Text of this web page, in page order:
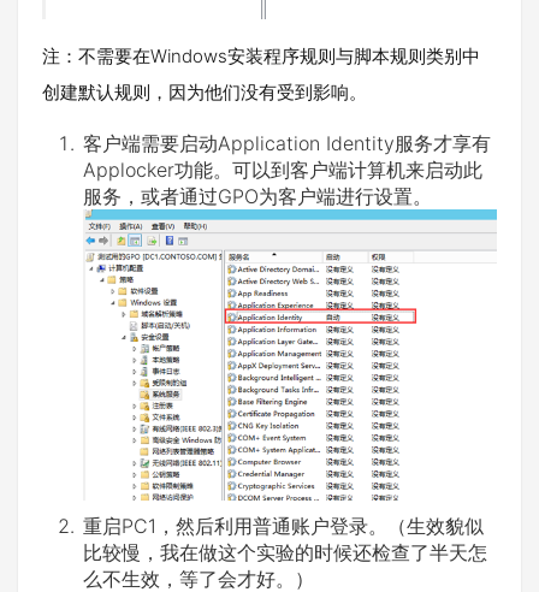
注：不需要在Windows安装程序规则与脚本规则类别中
创建默认规则，因为他们没有受到影响。
客户端需要启动Application Identity服务才享有
Applocker功能。可以到客户端计算机来启动此
服务，或者通过GPO为客户端进行设置。
重启PC1，然后利用普通账户登录。（生效貌似
比较慢，我在做这个实验的时候还检查了半天怎
么不生效，等了会才好。）